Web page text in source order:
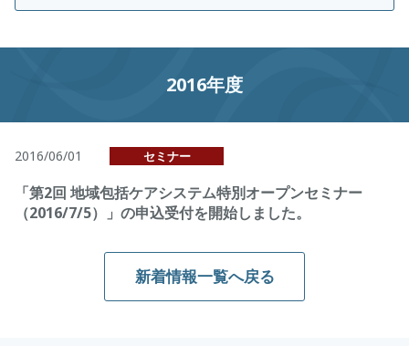
2016年度
2016/06/01 セミナー
「第2回 地域包括ケアシステム特別オープンセミナー
（2016/7/5）」の申込受付を開始しました。
新着情報一覧へ戻る